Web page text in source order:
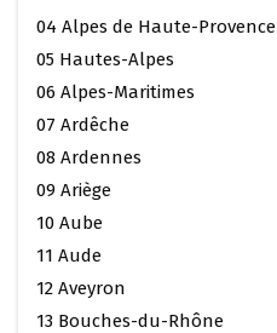
04 Alpes de Haute-Provence
05 Hautes-Alpes
06 Alpes-Maritimes
07 Ardêche
08 Ardennes
09 Ariège
10 Aube
11 Aude
12 Aveyron
13 Bouches-du-Rhône